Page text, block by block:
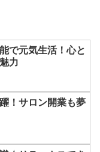
で元気生活！心と
力
！サロン開業も夢